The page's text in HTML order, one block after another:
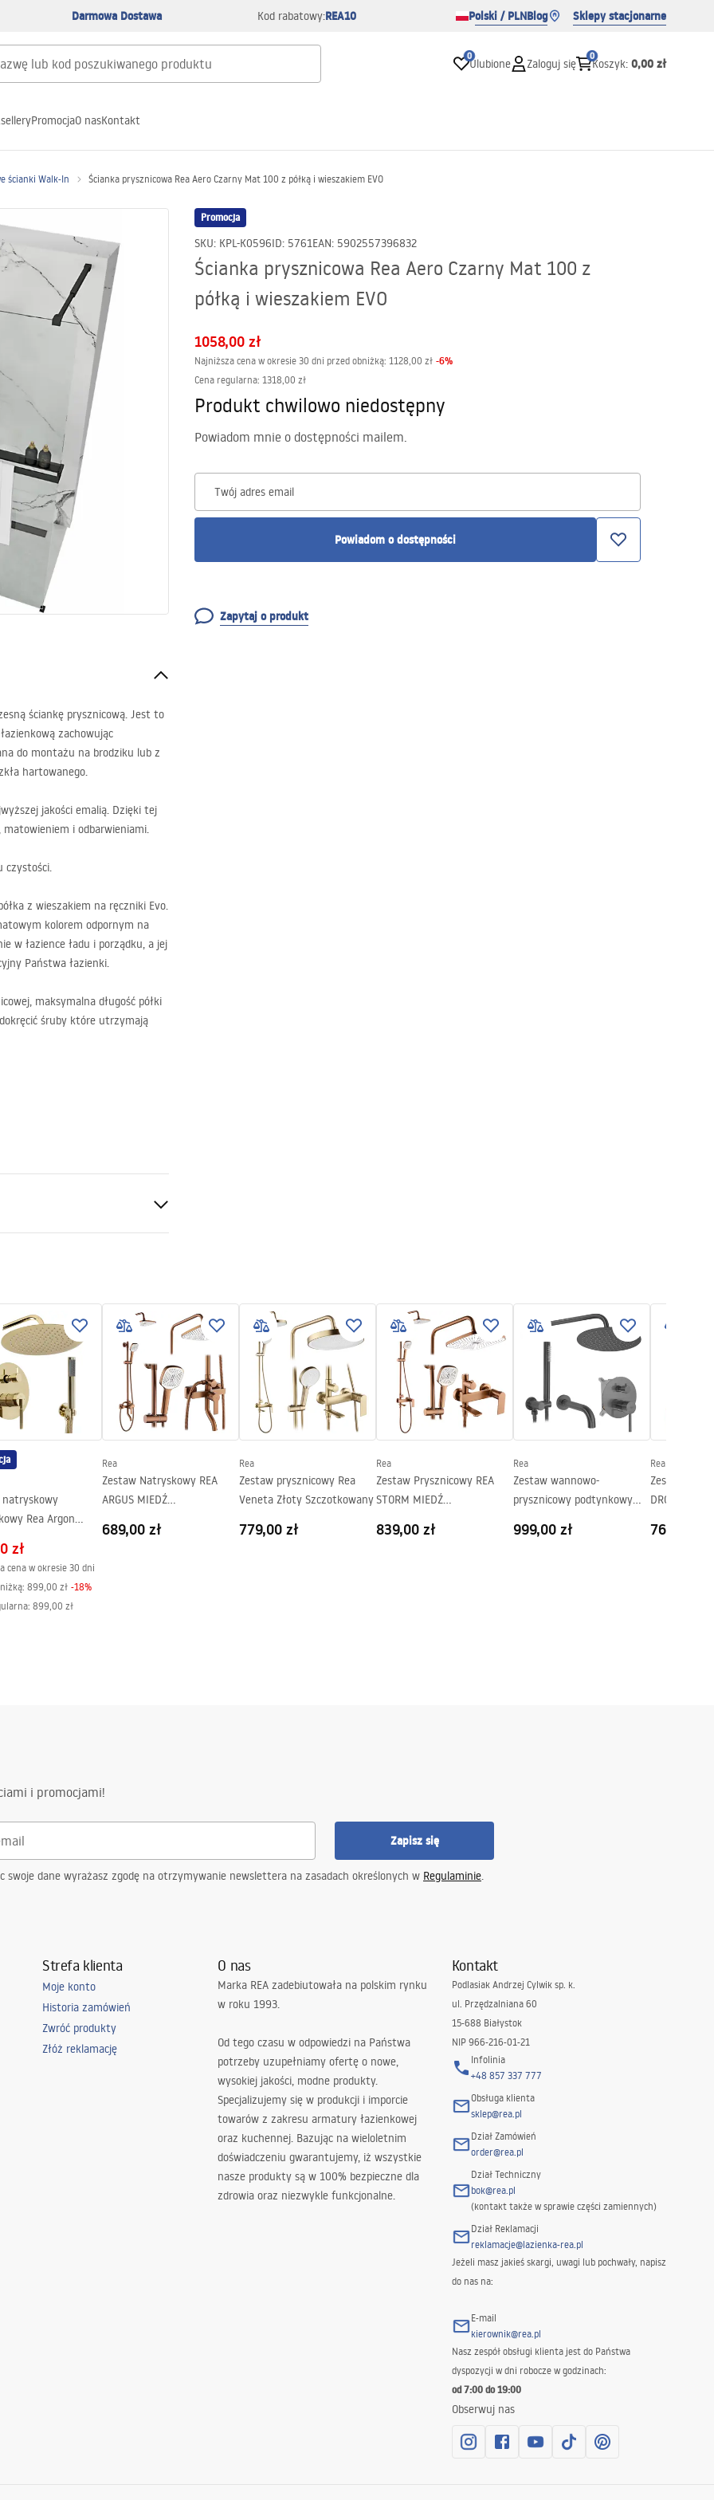
Darmowa Dostawa Kod rabatowy:REA10 Polski / PLNBlog Sklepy stacjonarne
0
Ulubione Zaloguj się
0
Koszyk: 0,00 zł
PromocjaO nasKontakt
ścianki Walk-In Ścianka prysznicowa Rea Aero Czarny Mat 100 z półką i wieszakiem EVO
Promocja
SKU: KPL-K0596ID: 5761EAN: 5902557396832
Ścianka prysznicowa Rea Aero Czarny Mat 100 z
półką i wieszakiem EVO
1058,00 zł
Najniższa cena w okresie 30 dni przed obniżką: 1128,00 zł -6%
Cena regularna: 1318,00 zł
Produkt chwilowo niedostępny
Powiadom mnie o dostępności mailem.
Twój adres email
Powiadom o dostępności
Zapytaj o produkt
ściankę prysznicową. Jest to
zachowując
do montażu na brodziku lub z
hartowanego.
jakości emalią. Dzięki tej
matowieniem i odbarwieniami.
czystości.
z wieszakiem na ręczniki Evo.
kolorem odpornym na
w łazience ładu i porządku, a jej
Państwa łazienki.
maksymalna długość półki
śruby które utrzymają
8mm
natryskowy
Rea Argon
zł
cena w okresie 30 dni
899,00 zł -18%
: 899,00 zł
Rea
Zestaw Natryskowy REA
ARGUS MIEDŹ
689,00 zł
Rea
Zestaw prysznicowy Rea
Veneta Złoty Szczotkowany
779,00 zł
Rea
Zestaw Prysznicowy REA
STORM MIEDŹ
839,00 zł
Rea
Zestaw wannowo-
prysznicowy podtynkowy
999,00 zł
Rea
Zestaw
DROP Złoty
769,00 zł
i promocjami!
Zapisz się
swoje dane wyrażasz zgodę na otrzymywanie newslettera na zasadach określonych w Regulaminie.
Strefa klienta
Moje konto
Historia zamówień
Zwróć produkty
Złóż reklamację
O nas
Marka REA zadebiutowała na polskim rynku
w roku 1993.
Od tego czasu w odpowiedzi na Państwa
potrzeby uzupełniamy ofertę o nowe,
wysokiej jakości, modne produkty.
Specjalizujemy się w produkcji i imporcie
towarów z zakresu armatury łazienkowej
oraz kuchennej. Bazując na wieloletnim
doświadczeniu gwarantujemy, iż wszystkie
nasze produkty są w 100% bezpieczne dla
zdrowia oraz niezwykle funkcjonalne.
Kontakt
Podlasiak Andrzej Cylwik sp. k.
ul. Przędzalniana 60
15-688 Białystok
NIP 966-216-01-21
Infolinia
+48 857 337 777
Obsługa klienta
sklep@rea.pl
Dział Zamówień
order@rea.pl
Dział Techniczny
bok@rea.pl
(kontakt także w sprawie części zamiennych)
Dział Reklamacji
reklamacje@lazienka-rea.pl
Jeżeli masz jakieś skargi, uwagi lub pochwały, napisz
do nas na:
E-mail
kierownik@rea.pl
Nasz zespół obsługi klienta jest do Państwa
dyspozycji w dni robocze w godzinach:
od 7:00 do 19:00
Obserwuj nas